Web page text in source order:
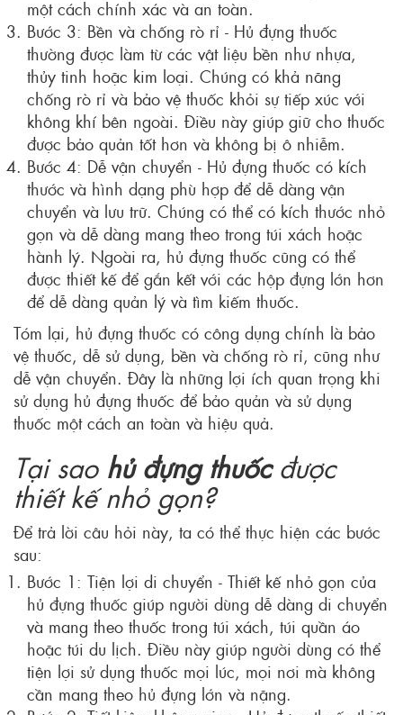
một cách chính xác và an toàn.
Bước 3: Bền và chống rò rỉ - Hủ đựng thuốc
thường được làm từ các vật liệu bền như nhựa,
thủy tinh hoặc kim loại. Chúng có khả năng
chống rò rỉ và bảo vệ thuốc khỏi sự tiếp xúc với
không khí bên ngoài. Điều này giúp giữ cho thuốc
được bảo quản tốt hơn và không bị ô nhiễm.
Bước 4: Dễ vận chuyển - Hủ đựng thuốc có kích
thước và hình dạng phù hợp để dễ dàng vận
chuyển và lưu trữ. Chúng có thể có kích thước nhỏ
gọn và dễ dàng mang theo trong túi xách hoặc
hành lý. Ngoài ra, hủ đựng thuốc cũng có thể
được thiết kế để gắn kết với các hộp đựng lớn hơn
để dễ dàng quản lý và tìm kiếm thuốc.
Tóm lại, hủ đựng thuốc có công dụng chính là bảo
vệ thuốc, dễ sử dụng, bền và chống rò rỉ, cũng như
dễ vận chuyển. Đây là những lợi ích quan trọng khi
sử dụng hủ đựng thuốc để bảo quản và sử dụng
thuốc một cách an toàn và hiệu quả.
Tại sao hủ đựng thuốcđược
thiết kế nhỏ gọn?
Để trả lời câu hỏi này, ta có thể thực hiện các bước
sau:
Bước 1: Tiện lợi di chuyển - Thiết kế nhỏ gọn của
hủ đựng thuốc giúp người dùng dễ dàng di chuyển
và mang theo thuốc trong túi xách, túi quần áo
hoặc túi du lịch. Điều này giúp người dùng có thể
tiện lợi sử dụng thuốc mọi lúc, mọi nơi mà không
cần mang theo hủ đựng lớn và nặng.